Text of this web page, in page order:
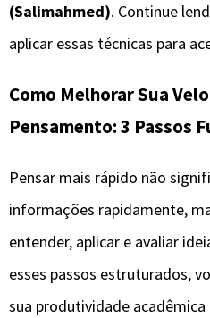
(Salimahmed). Continue
aplicar essas técnicas para
Como Melhorar Sua
Pensamento: 3 Passos
Pensar mais rápido não
informações rapidamente,
entender, aplicar e avaliar
esses passos estruturados,
sua produtividade